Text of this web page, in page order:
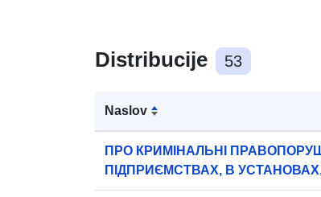
Distribucije 53
Naslov
ПРО КРИМІНАЛЬНІ
ПІДПРИЄМСТВАХ, В
ВИДАМИ ЕКОНОМІЧНОЇ